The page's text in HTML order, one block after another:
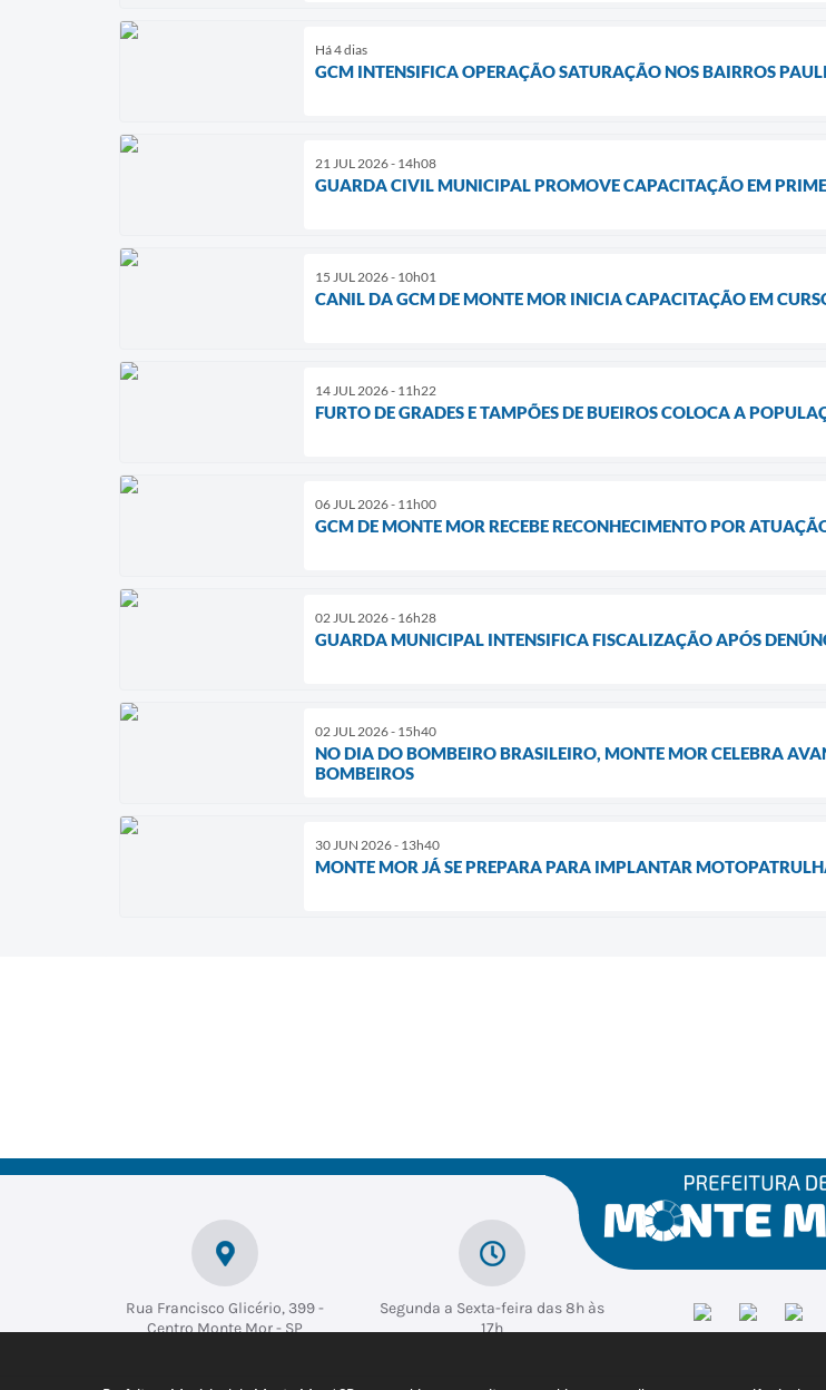
Há 4 dias
GCM INTENSIFICA OPERAÇÃO SATURAÇÃO NOS BAIRROS
21 JUL 2026 - 14h08
GUARDA CIVIL MUNICIPAL PROMOVE CAPACITAÇÃO EM
15 JUL 2026 - 10h01
CANIL DA GCM DE MONTE MOR INICIA CAPACITAÇÃO EM
14 JUL 2026 - 11h22
FURTO DE GRADES E TAMPÕES DE BUEIROS COLOCA A
06 JUL 2026 - 11h00
GCM DE MONTE MOR RECEBE RECONHECIMENTO POR
02 JUL 2026 - 16h28
GUARDA MUNICIPAL INTENSIFICA FISCALIZAÇÃO APÓS
02 JUL 2026 - 15h40
NO DIA DO BOMBEIRO BRASILEIRO, MONTE MOR CELEBRA
BOMBEIROS
30 JUN 2026 - 13h40
MONTE MOR JÁ SE PREPARA PARA IMPLANTAR
Rua Francisco Glicério, 399 -
Centro Monte Mor - SP
Segunda a Sexta-feira das 8h às
17h